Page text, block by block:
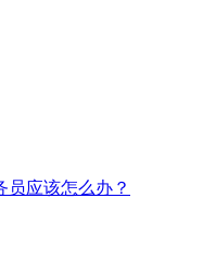
员应该怎么办？